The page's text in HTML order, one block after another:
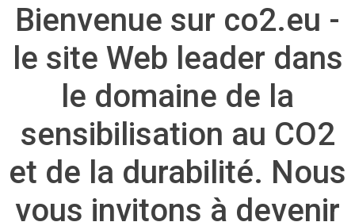
Bienvenue sur co2.eu -
le site Web leader dans
le domaine de la
sensibilisation au CO2
et de la durabilité. Nous
vous invitons à devenir